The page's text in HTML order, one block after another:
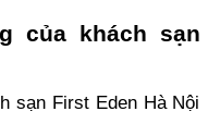
của khách sạn
sạn First Eden Hà Nội